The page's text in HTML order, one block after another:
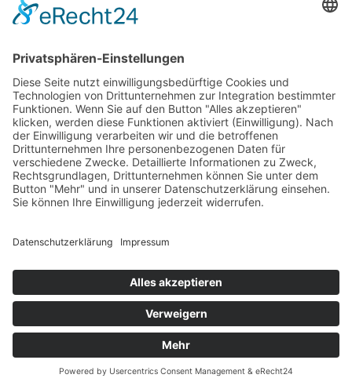
Google Analytics
Webanalysedienstes Google Analytics. Anbieter ist die
Google Ireland Limited („Google“), Gordon House, Barrow
Street, Dublin 4, Irland.
Google Analytics ermöglicht es dem Websitebetreiber,
das Verhalten der Websitebesucher zu analysieren.
Hierbei erhält der Websitebetreiber verschiedene
Nutzungsdaten, wie z. B. Seitenaufrufe, Verweildauer,
verwendete Betriebssysteme und Herkunft des Nutzers.
zugeordnet. Eine Zuordnung zu einer User-ID erfolgt
Des Weiteren können wir mit Google Analytics u. a. Ihre
Maus- und Scrollbewegungen und Klicks aufzeichnen.
Ferner verwendet Google Analytics verschiedene
Modellierungsansätze, um die erfassten Datensätze zu
ergänzen und setzt Machine-Learning-Technologien bei